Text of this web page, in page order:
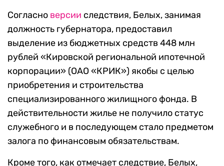
Согласно версии следствия, Белых, занимая
должность губернатора, предоставил
выделение из бюджетных средств 448 млн
рублей «Кировской региональной ипотечной
корпорации» (ОАО «КРИК») якобы с целью
приобретения и строительства
специализированного жилищного фонда. В
действительности жилье не получило статус
служебного и в последующем стало предметом
залога по финансовым обязательствам.
Кроме того, как отмечает следствие, Белых,